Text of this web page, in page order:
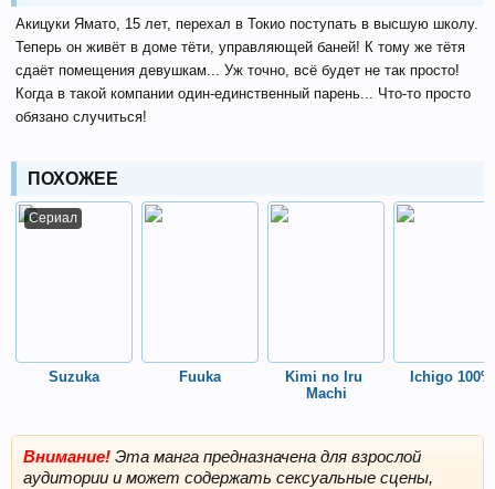
Акицуки Ямато, 15 лет, перехал в Токио поступать в высшую школу.
Теперь он живёт в доме тёти, управляющей баней! К тому же тётя
сдаёт помещения девушкам... Уж точно, всё будет не так просто!
Когда в такой компании один-единственный парень... Что-то просто
обязано случиться!
ПОХОЖЕЕ
Сериал
Suzuka Fuuka
Kimi no Iru
Machi
Ichigo 100%
Внимание! Эта манга предназначена для взрослой
аудитории и может содержать сексуальные сцены,